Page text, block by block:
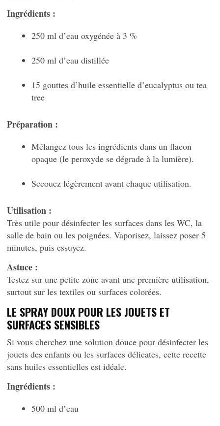
Ingrédients :
250 ml d’eau oxygénée à 3 %
250 ml d’eau distillée
15 gouttes d’huile essentielle d’eucalyptus ou tea
tree
Préparation :
Mélangez tous les ingrédients dans un flacon
opaque (le peroxyde se dégrade à la lumière).
Secouez légèrement avant chaque utilisation.
Utilisation :
Très utile pour désinfecter les surfaces dans les WC, la
salle de bain ou les poignées. Vaporisez, laissez poser 5
minutes, puis essuyez.
Astuce :
Testez sur une petite zone avant une première utilisation,
surtout sur les textiles ou surfaces colorées.
LE SPRAY DOUX POUR LES JOUETS ET
SURFACES SENSIBLES
Si vous cherchez une solution douce pour désinfecter les
jouets des enfants ou les surfaces délicates, cette recette
sans huiles essentielles est idéale.
Ingrédients :
500 ml d’eau